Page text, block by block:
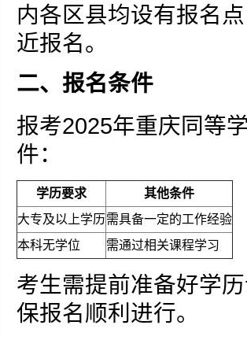
内各区县均设有报名
近报名。
二、报名条件
报考2025年重庆同等
件：
学历要求
其他条件
大专及以上学历需具备一定的工作经验
本科无学位
需通过相关课程学习
考生需提前准备好学
保报名顺利进行。